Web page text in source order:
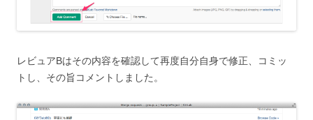
レビュアBはその内容を確認して再度自分自身で修正、コミッ
トし、その旨コメントしました。